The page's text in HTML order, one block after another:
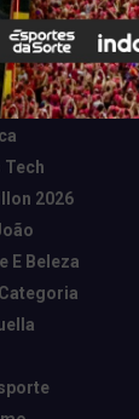
E
Tech
2026
E Beleza